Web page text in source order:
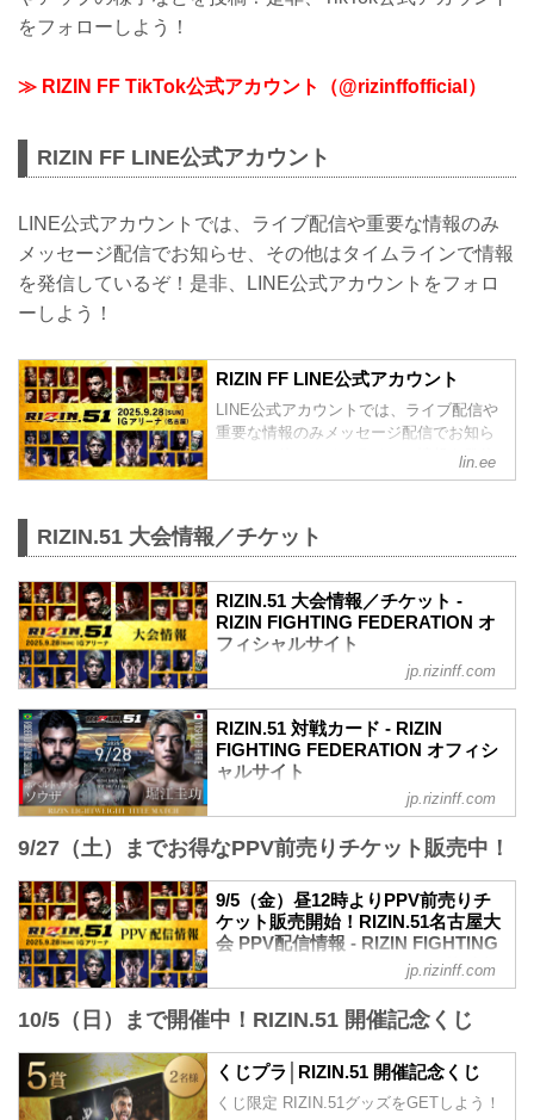
をフォローしよう！
≫ RIZIN FF TikTok公式アカウント（@rizinffofficial）
RIZIN FF LINE公式アカウント
LINE公式アカウントでは、ライブ配信や重要な情報のみ
メッセージ配信でお知らせ、その他はタイムラインで情報
を発信しているぞ！是非、LINE公式アカウントをフォロ
ーしよう！
RIZIN FF LINE公式アカウント
LINE公式アカウントでは、ライブ配信や
重要な情報のみメッセージ配信でお知ら
せ、その他はタイムラインで情報を発信
しているぞ！是非、LINE公式アカウント
lin.ee
RIZIN.51 大会情報／チケット
RIZIN.51 大会情報／チケット -
RIZIN FIGHTING FEDERATION オ
フィシャルサイト
A席、ステージサイドS席の2券種の追加
販売が決定！
8/21（木）更新
VVIP席、A席完売いたしました。
開場（予定）が以下の時間に変更となり
ました。
11:30開場（予定）／13:00開始（予定）
↓
11:00開場（予定）／13:00開始（予定）
- YouTube
youtu.be
2025年9月28日（日）11:00開場／13:00開
始
※オープニングファイトは11...
jp.rizinff.com
RIZIN.51 対戦カード - RIZIN
FIGHTING FEDERATION オフィシ
ャルサイト
ルト・サトシ・ソウザ vs. 堀江圭功
RIZIN MMAルール：5分 3R（71.0kg）
ホベルト・サトシ・ソウザ vs. 堀江圭功
第13試合／フェザー級タイトルマッチ ラ
ジャブアリ・シェイドゥラエフ vs. ビク
ター・コレスニック
フェザー級タイトルマッチ
RIZIN MMAルール：5分3R（66.0kg）
ラジャブアリ・シェイドゥラエフ vs. ビ
クター・コレスニック
第12試合／RIZIN WORLD GP...
jp.rizinff.com
9/27（土）までお得なPPV前売りチケット販売中！
9/5（金）昼12時よりPPV前売りチ
ケット販売開始！RIZIN.51名古屋大
会 PPV配信情報 - RIZIN FIGHTING
FEDERATION オフィシャルサイト
が、9月5日（金）12時よりRIZIN 100
にて販売がスタートしたぞ！
お得なPPV前売りチケットは、大会前日
の9月27日（土）23:59まで販売！
jp.rizinff.com
10/5（日）まで開催中！RIZIN.51 開催記念くじ
くじプラ│RIZIN.51 開催記念くじ
くじ限定 RIZIN.51グッズをGETしよう！